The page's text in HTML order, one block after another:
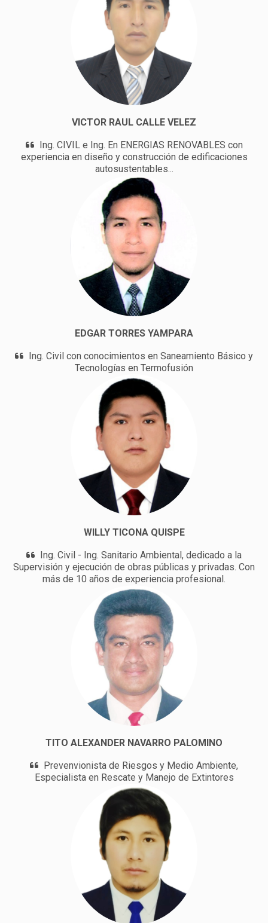
VICTOR RAUL CALLE VELEZ
Ing. CIVIL e Ing. En ENERGIAS RENOVABLES con
experiencia en diseño y construcción de edificaciones
autosustentables...
EDGAR TORRES YAMPARA
Ing. Civil con conocimientos en Saneamiento Básico y
Tecnologías en Termofusión
WILLY TICONA QUISPE
Ing. Civil - Ing. Sanitario Ambiental, dedicado a la
Supervisión y ejecución de obras públicas y privadas. Con
más de 10 años de experiencia profesional.
TITO ALEXANDER NAVARRO PALOMINO
Prevenvionista de Riesgos y Medio Ambiente,
Especialista en Rescate y Manejo de Extintores